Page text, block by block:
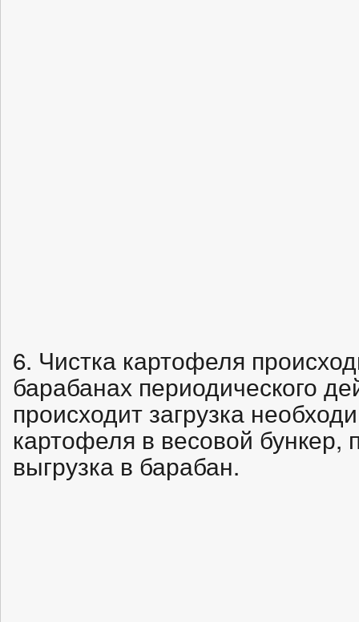
6. Чистка картофеля
барабанах периодического
происходит загрузка
картофеля в весовой бункер,
выгрузка в барабан.